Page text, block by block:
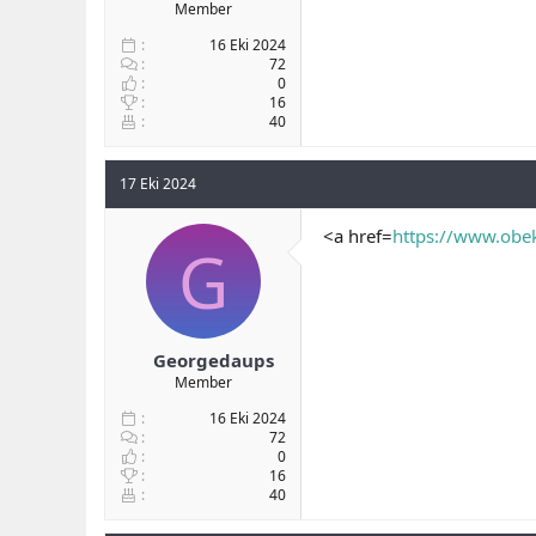
Member
16 Eki 2024
72
0
16
40
17 Eki 2024
G
Georgedaups
Member
16 Eki 2024
72
0
16
40
<a href=https://